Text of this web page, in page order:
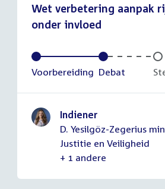
Wet verbetering aanpak
onder invloed
Voltooid:
Voorbereiding Voltooid:
Debat
Indiener
D. Yesilgöz-Zegerius
Justitie en Veiligheid
+ 1 andere